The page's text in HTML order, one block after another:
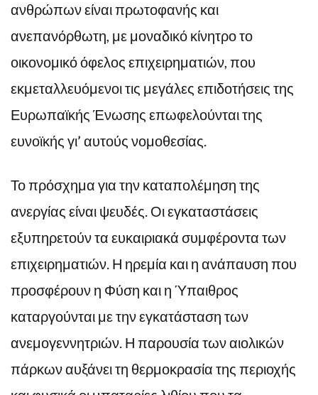
ανθρώπων είναι πρωτοφανής και
ανεπανόρθωτη, με μοναδικό κίνητρο το
οικονομικό όφελος επιχειρηματιών, που
εκμεταλλευόμενοι τις μεγάλες επιδοτήσεις της
Ευρωπαϊκής Ένωσης επωφελούνται της
ευνοϊκής γι’ αυτούς νομοθεσίας.
Το πρόσχημα για την καταπολέμηση της
ανεργίας είναι ψευδές. Οι εγκαταστάσεις
εξυπηρετούν τα ευκαιριακά συμφέροντα των
επιχειρηματιών. Η ηρεμία και η ανάπαυση που
προσφέρουν η Φύση και η Ύπαιθρος
καταργούνται με την εγκατάσταση των
ανεμογεννητριών. Η παρουσία των αιολικών
πάρκων αυξάνει τη θερμοκρασία της περιοχής